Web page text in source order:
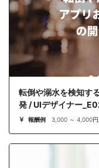
転倒や溺水を検知す
発 / UIデザイナー
報酬例 3,000 ～ 4,000